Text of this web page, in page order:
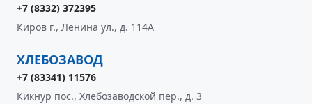
+7 (8332) 372395
Киров г., Ленина ул., д. 114А
ХЛЕБОЗАВОД
+7 (83341) 11576
Кикнур пос., Хлебозаводской пер., д. 3